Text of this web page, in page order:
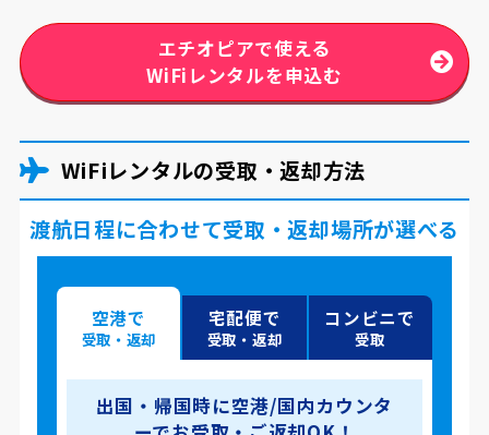
エチオピアで使える
WiFiレンタルを申込む
WiFiレンタルの受取・返却方法
渡航日程に合わせて受取・返却場所が選べる
空港で
受取・返却
宅配便で
受取・返却
コンビニで
受取
出国・帰国時に空港/国内カウンタ